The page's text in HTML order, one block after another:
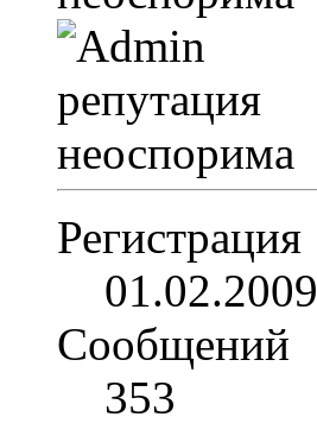
Регистрация
01.02.2009
Сообщений
353